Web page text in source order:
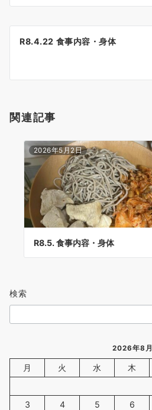
ビ
ン
R8.4.22 食事内容・身体
関連記事
2026年5月2日
R8.5. 食事内容・身体
検索
2026年8月
月 火 水 木
3
4 5 6